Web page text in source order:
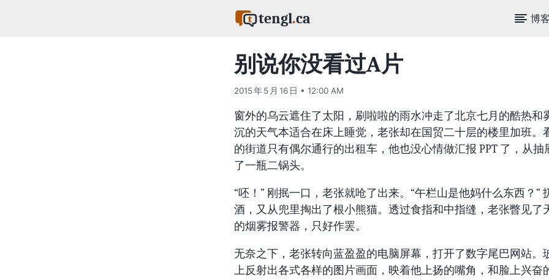
tengl.ca 博
别说你没看过A片
2015 年 5 月 16 日 • 12:00 AM
窗外的乌云遮住了太阳，刷啦啦的雨水冲走了北京七月的酷热和
沉的天气本适合在床上睡觉，老张却在国贸二十层的楼里加班。
的街道只有偶尔通行的出租车，他也没心情做汇报 PPT 了，从抽
了一瓶二锅头。
“呸！” 刚抿一口，老张就呛了出来。“午栏山是他妈什么东西？”
酒，又从兜里掏出了根小熊猫。透过食指和中指缝，老张瞥见了
的烟雾报警器，只好作罢。
无奈之下，老张转向蓝盈盈的电脑屏幕，打开了数字尾巴网站。
上反射出各式各样的图片画面，映着他上扬的嘴角，和脸上兴奋